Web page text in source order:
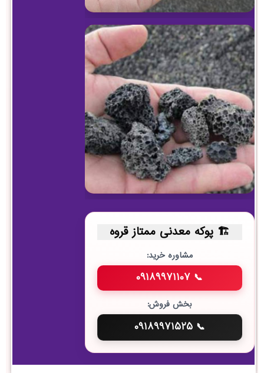
پوکه معدنی ممتاز قروه
مشاوره خرید:
📞 ۰۹۱۸۹۹۷۱۱۰۷
بخش فروش:
📞 ۰۹۱۸۹۹۷۱۵۲۵